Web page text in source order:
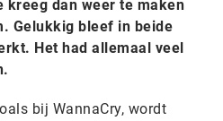
kreeg dan weer te maken
Gelukkig bleef in beide
Het had allemaal veel
bij WannaCry, wordt